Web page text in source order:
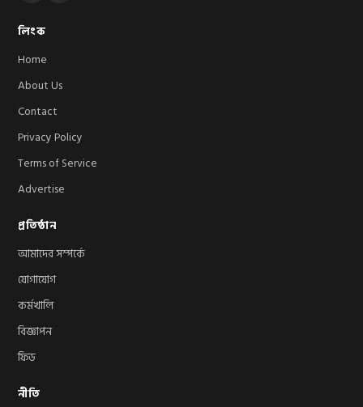
লিংক
Home
About Us
Contact
Privacy Policy
Terms of Service
Advertise
প্রতিষ্ঠান
আমাদের সম্পর্কে
যোগাযোগ
কর্মখালি
বিজ্ঞাপন
ফিড
নীতি